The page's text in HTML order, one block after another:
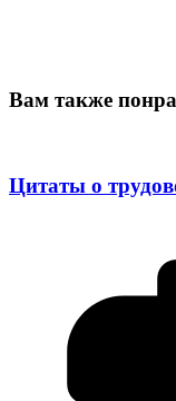
Вам также
Цитаты о